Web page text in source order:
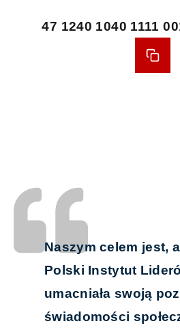
47 1240 1040 1111
Naszym celem jest,
Polski Instytut
umacniała swoją
świadomości